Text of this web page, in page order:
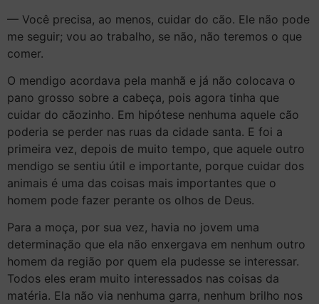
— Você precisa, ao menos, cuidar do cão. Ele não pode
me seguir; vou ao trabalho, se não, não teremos o que
comer.
O mendigo acordava pela manhã e já não colocava o
pano grosso sobre a cabeça, pois agora tinha que
cuidar do cãozinho. Em hipótese nenhuma aquele cão
poderia se perder nas ruas da cidade santa. E foi a
primeira vez, depois de muito tempo, que aquele outro
mendigo se sentiu útil e importante, porque cuidar dos
animais é uma das coisas mais importantes que o
homem pode fazer perante os olhos de Deus.
Para a moça, por sua vez, havia no jovem uma
determinação que ela não enxergava em nenhum outro
homem da região por quem ela pudesse se interessar.
Todos eles eram muito interessados nas coisas da
matéria. Ela não via nenhuma garra, nenhum brilho nos